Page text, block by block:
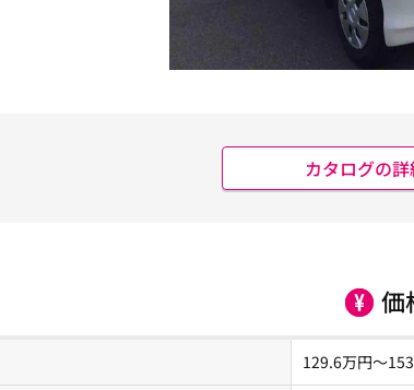
カタログの
価
129.6万円～